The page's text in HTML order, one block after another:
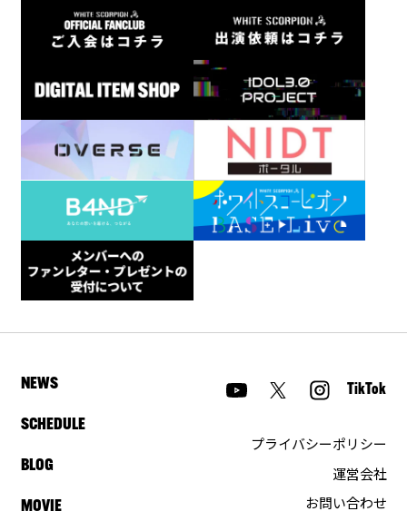
NEWS
SCHEDULE
BLOG
MOVIE
TikTok
プライバシーポリシー
運営会社
お問い合わせ